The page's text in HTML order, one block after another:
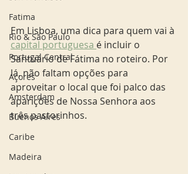
Fatima
Rio & São Paulo
Portugal Central
Açores
Amsterdam
Buenos Aires
Caribe
Madeira
Em Lisboa, uma dica para quem vai à
capital portuguesa é incluir o
Santuário de Fátima no roteiro. Por
lá, não faltam opções para
aproveitar o local que foi palco das
aparições de Nossa Senhora aos
três pastorinhos.